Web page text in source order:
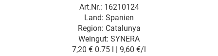
Art.Nr.: 16210124
Region: Catalunya
Weingut:SYNERA
Land: Spanien
7,20 € 0.75 l | 9,60 €/l